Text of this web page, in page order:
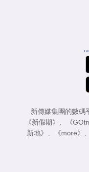
新傳媒集團的數碼
《新假期》 、 《
新地》 、 《more》 、